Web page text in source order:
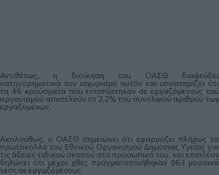
Αντιθέτως, η διοίκηση του ΟΑΣΘ διαψεύδει
κατηγορηματικά τον ισχυρισμό αυτόν και υποστηρίζει ότι
τα 46 κρούσματα που εντοπίστηκαν σε εργαζόμενους του
οργανισμού αποτελούν το 2,2% του συνολικού αριθμού των
εργαζομένων.
Ακολούθως, ο ΟΑΣΘ σημειώνει ότι εφαρμόζει πλήρως τα
πρωτόκολλα του Εθνικού Οργανισμού Δημόσιας Υγείας για
τις άδειες ειδικού σκοπού στο προσωπικό του, και επιπλέον
δηλώνει ότι μέχρι χθες πραγματοποιήθηκαν 863 μοριακά
τεστ σε εργαζόμενους.